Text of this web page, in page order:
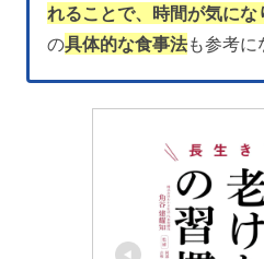
れることで、時間が気にな
の具体的な食事法も参考に